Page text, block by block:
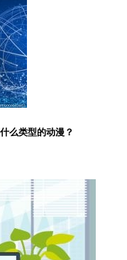
么类型的动漫？